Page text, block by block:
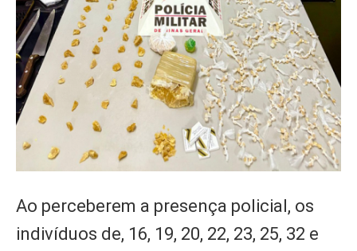
Ao perceberem a presença policial, os
indivíduos de, 16, 19, 20, 22, 23, 25, 32 e